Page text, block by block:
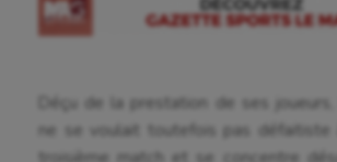
Déçu de la prestation de ses joueurs,
ne se voulait toutefois pas défaitiste